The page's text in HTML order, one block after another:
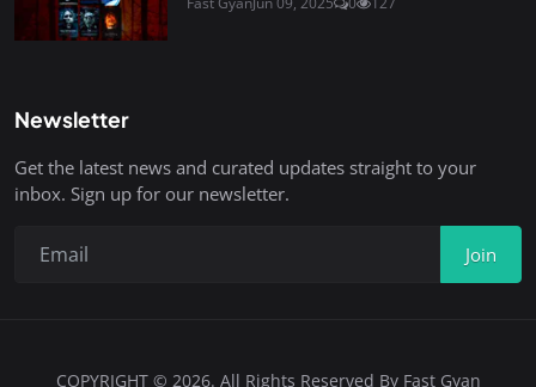
Newsletter
Get the latest news and curated updates straight to your
inbox. Sign up for our newsletter.
Join
COPYRIGHT © 2026. All Rights Reserved By Fast Gyan